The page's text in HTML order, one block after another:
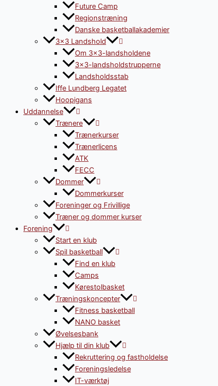
Future Camp
Regionstræning
Danske basketballakademier
3×3 Landshold
Om 3×3-landsholdene
3×3-landsholdstrupperne
Landsholdsstab
Iffe Lundberg Legatet
Hoopigans
Uddannelse
Trænere
Trænerkurser
Trænerlicens
ATK
FECC
Dommer
Dommerkurser
Foreninger og Frivillige
Træner og dommer kurser
Forening
Start en klub
Spil basketball
Find en klub
Camps
Kørestolbasket
Træningskoncepter
Fitness basketball
NANO basket
Øvelsesbank
Hjælp til din klub
Rekruttering og fastholdelse
Foreningsledelse
IT-værktøj